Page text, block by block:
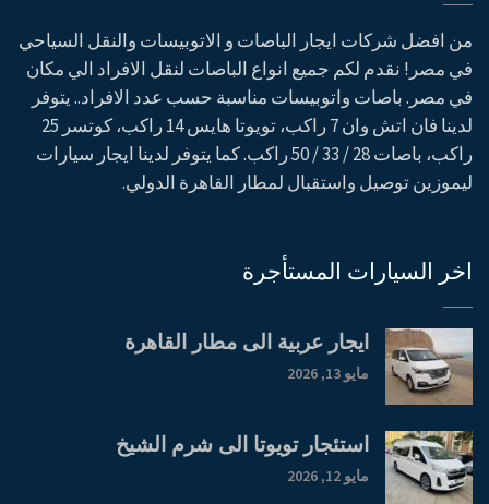
من افضل شركات ايجار الباصات و الاتوبيسات والنقل السياحي
في مصر! نقدم لكم جميع انواع الباصات لنقل الافراد الي مكان
في مصر. باصات واتوبيسات مناسبة حسب عدد الافراد.. يتوفر
لدينا فان اتش وان 7 راكب، تويوتا هايس 14 راكب، كوتسر 25
راكب، باصات 28 / 33 / 50 راكب. كما يتوفر لدينا ايجار سيارات
ليموزين توصيل واستقبال لمطار القاهرة الدولي.
اخر السيارات المستأجرة
ايجار عربية الى مطار القاهرة
مايو 13, 2026
استئجار تويوتا الى شرم الشيخ
مايو 12, 2026